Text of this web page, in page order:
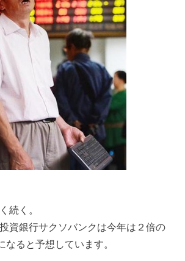
続く。
資銀行サクソバンクは今年は２倍の
なると予想しています。